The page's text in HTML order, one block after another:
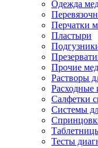
Одежда
Перчатки
Пластыри
Прочие
Растворы
Расходные
Салфетки
Системы
Тесты